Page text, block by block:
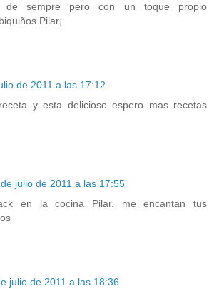
de sempre pero con un toque propio
Pilar¡
de 2011 a las 17:12
y esta delicioso espero mas recetas
julio de 2011 a las 17:55
en la cocina Pilar. me encantan tus
julio de 2011 a las 18:36